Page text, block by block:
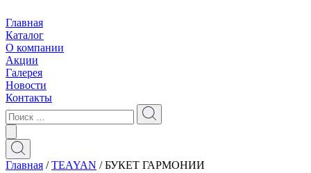
Главная
Каталог
О компании
Акции
Галерея
Новости
Контакты
Главная /TEAYAN / БУКЕТ ГАРМОНИИ